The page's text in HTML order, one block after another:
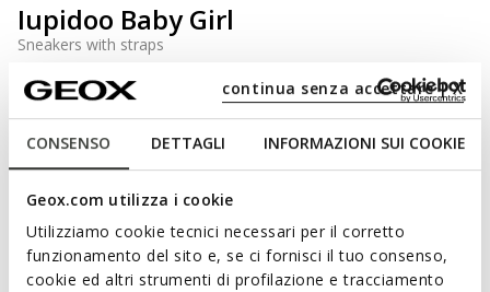
CONSENSO DETTAGLI INFORMAZIONI SUI COOKIE
Geox.com utilizza i cookie
Utilizziamo cookie tecnici necessari per il corretto
funzionamento del sito e, se ci fornisci il tuo consenso,
cookie ed altri strumenti di profilazione e tracciamento
continua senza accettare | X
Iupidoo Baby Girl
Sneakers with straps
NOT SHOPPABLE
We are sorry! It is not possible to purchase this item in the
country you are currently in.
Description